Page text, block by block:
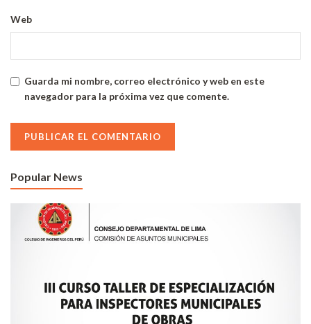
Web
Guarda mi nombre, correo electrónico y web en este
navegador para la próxima vez que comente.
Popular News